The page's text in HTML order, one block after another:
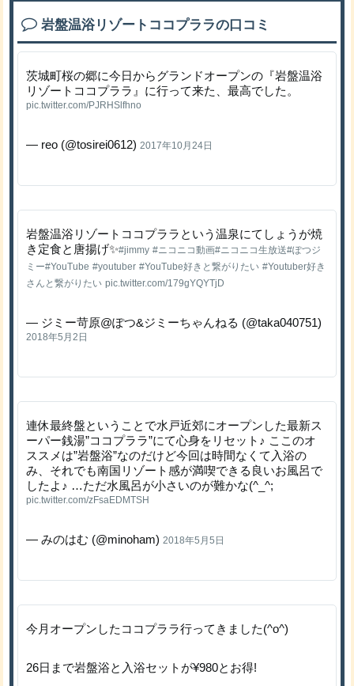
岩盤温浴リゾートココプララの口コミ
茨城町桜の郷に今日からグランドオープンの『岩盤温浴
リゾートココプララ』に行って来た、最高でした。
pic.twitter.com/PJRHSlfhno
— reo (@tosirei0612) 2017年10月24日
岩盤温浴リゾートココプララという温泉にてしょうが焼
き定食と唐揚げ✨#jimmy #ニコニコ動画#ニコニコ生放送#ぽつジ
ミー#YouTube #youtuber #YouTube好きと繋がりたい #Youtuber好き
さんと繋がりたい pic.twitter.com/179gYQYTjD
— ジミー苛原@ぽつ&ジミーちゃんねる (@taka040751)
2018年5月2日
連休最終盤ということで水戸近郊にオープンした最新ス
ーパー銭湯”ココプララ”にて心身をリセット♪ ここのオ
ススメは”岩盤浴”なのだけど今回は時間なくて入浴の
み、それでも南国リゾート感が満喫できる良いお風呂で
したよ♪ …ただ水風呂が小さいのが難かな(^_^;
pic.twitter.com/zFsaEDMTSH
— みのはむ (@minoham) 2018年5月5日
今月オープンしたココプララ行ってきました(^o^)
26日まで岩盤浴と入浴セットが¥980とお得!